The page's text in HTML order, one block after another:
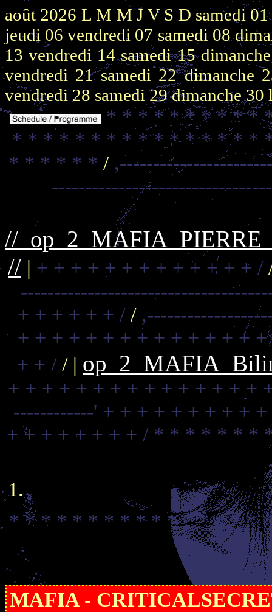
août 2026 L M M J V S D samedi
jeudi 06vendredi 07 samedi 08
13vendredi 14samedi 15
vendredi 21samedi 22dimanche
vendredi 28 samedi 29dimanche 30
* * * * * * * * * *
* * * * * * * * * * * * * * * *
* * * * * * /
//
// | + + + + + + + + + + + + + /
+ + + + + + / /
+ + + + + + + + + + + + + +
+ + / / |
+ + + + + + + + + + + + + + +
------------' + + + + + + + + +
+ + + + + + + + / * * * * * * *
* * * * * * * * * * * * * * * *
MAFIA -